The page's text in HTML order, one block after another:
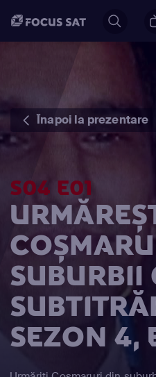
Înapoi la prezentare
S04 E01
SUBURBII
SEZON 4,